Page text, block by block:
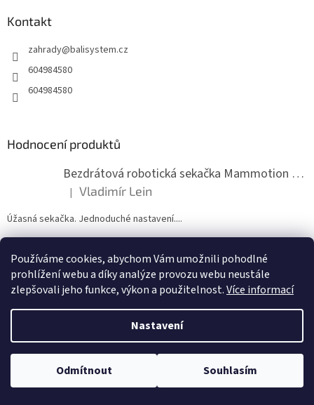
Používáme cookies, abychom Vám umožnili pohodlné
prohlížení webu a díky analýze provozu webu neustále
zlepšovali jeho funkce, výkon a použitelnost.Více informací
Nastavení
Odmítnout Souhlasím
Kontakt
zahrady@balisystem.cz
604984580
604984580
Hodnocení produktů
Bezdrátová robotická sekačka Mammotion LUBA mini 2 1500
Hodnocení produktu je 5 z 5 hvězdiček.
| Vladimír Lein
Úžasná sekačka. Jednoduché nastavení....
ZDE NÁM MŮŽETE VLOŽIT HODNOCENÍ
Vytvořil Shoptet
Copyright 2026zahradymorava.cz . Všechna práva vyhrazena.